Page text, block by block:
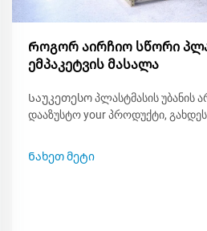
Როგორ აირჩიო სწორი
ემპაკეტვის მასალა
Საუკეთესო პლასტმასის უბანის
დააზუსტო your პროდუქტი,
შეიძლება ან არ შეიძლება
Ნახეთ მეტი